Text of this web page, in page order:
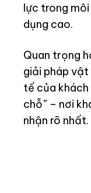
lực trong
dụng cao.
Quan trọng
giải pháp vật
tế của
chỗ” – nơi
nhận rõ nhất.